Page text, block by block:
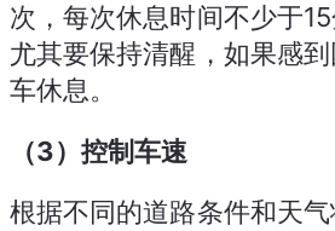
次，每次休息时间不少于
尤其要保持清醒，如果感
车休息。
（3）控制车速
根据不同的道路条件和天气